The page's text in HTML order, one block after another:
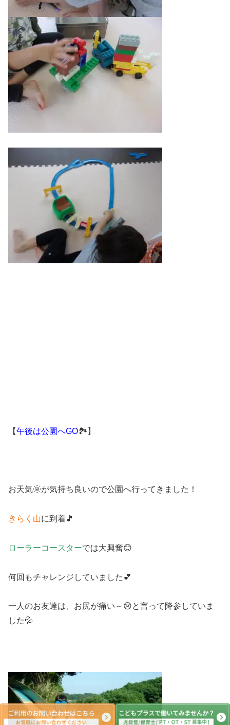
【午後は公園へGO🏞】
お天気🌞が気持ち良いので公園へ行ってきました！
きらく山に到着🎵
ローラーコースターでは大興奮😊
何回もチャレンジしていました💕
一人のお友達は、お尻が痛い～😢と言って降参していま
した💦